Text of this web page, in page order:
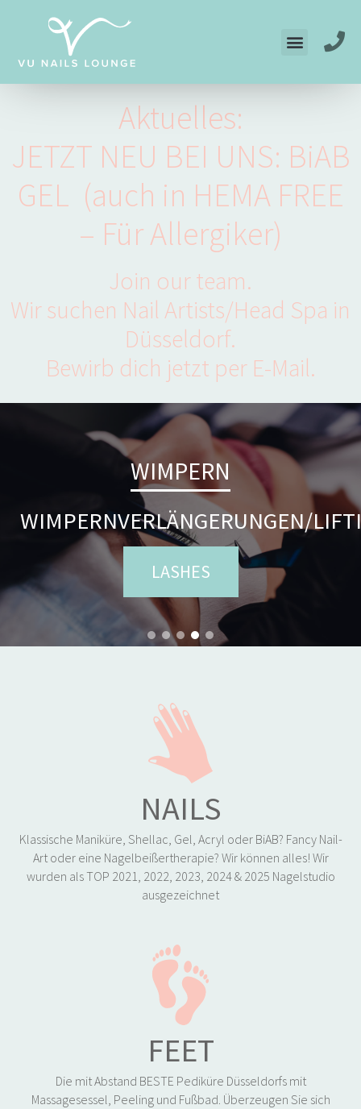
Aktuelles:
JETZT NEU BEI UNS: BiAB
GEL (auch in HEMA FREE
– Für Allergiker)
Join our team.
Wir suchen Nail Artists/Head Spa in
Düsseldorf.
Bewirb dich jetzt per E-Mail.
WIMPERN
WIMPERNVERLÄNGERUNGEN/
LASHES
AUGENBRAUEN
PERFEKT GEFORMTE
AUGENBRAUEN
NAILS
Klassische Maniküre, Shellac, Gel, Acryl oder BiAB? Fancy Nail-
Art oder eine Nagelbeißertherapie? Wir können alles! Wir
wurden als TOP 2021, 2022, 2023, 2024 & 2025 Nagelstudio
ausgezeichnet
FEET
Die mit Abstand BESTE Pediküre Düsseldorfs mit
Massagesessel, Peeling und Fußbad. Überzeugen Sie sich